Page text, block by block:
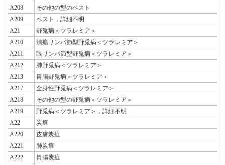
A208
その他の型のペスト
A209
ペスト，詳細不明
A21
野兎病＜ツラレミア＞
A210
潰瘍リンパ節型野兎病＜ツラレミア＞
A211
眼リンパ節型野兎病＜ツラレミア＞
A212
肺野兎病＜ツラレミア＞
A213
胃腸野兎病＜ツラレミア＞
A217
全身性野兎病＜ツラレミア＞
A218
その他の型の野兎病＜ツラレミア＞
A219
野兎病＜ツラレミア＞，詳細不明
A22
炭疽
A220
皮膚炭疽
A221
肺炭疽
A222
胃腸炭疽